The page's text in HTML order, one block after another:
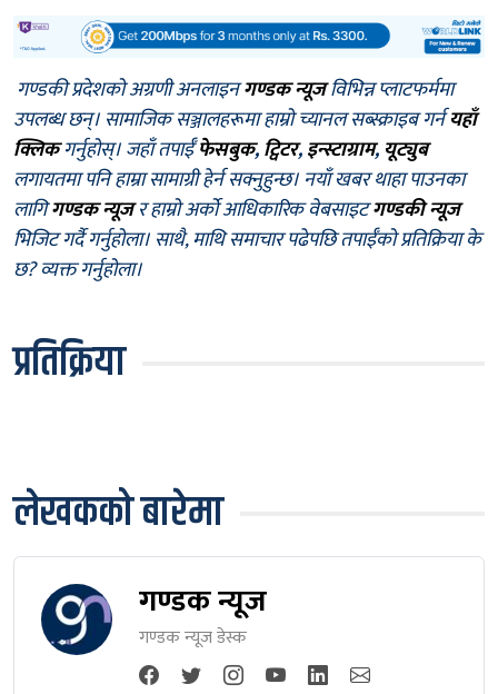
गण्डकी प्रदेशको अग्रणी अनलाइनगण्डक न्यूजविभिन्न प्लाटफर्ममा
उपलब्ध छन्। सामाजिक सञ्जालहरूमा हाम्रो च्यानल सब्स्क्राइब गर्नयहाँ
क्लिकगर्नुहोस्। जहाँ तपाईँफेसबुक,ट्विटर,इन्स्टाग्राम, यूट्युब
लगायतमा पनि हाम्रा सामाग्री हेर्न सक्नुहुन्छ। नयाँ खबर थाहा पाउनका
लागिगण्डक न्यूजर हाम्रो अर्को आधिकारिक वेबसाइटगण्डकी न्यूज
भिजिट गर्दै गर्नुहोला। साथै, माथि समाचार पढेपछि तपाईँको प्रतिक्रिया के
छ? व्यक्त गर्नुहोला।
प्रतिक्रिया
लेखकको बारेमा
गण्डक न्यूज
गण्डक न्यूज डेस्क